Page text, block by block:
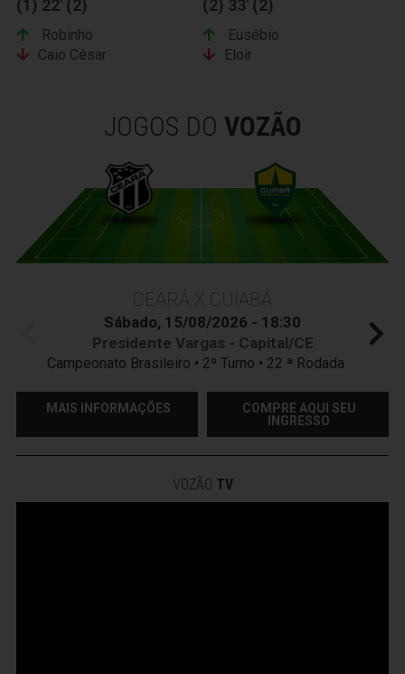
(1) 22' (2)
Robinho
Caio César
(2) 33' (2)
Eusébio
Eloir
JOGOS DO VOZÃO
CEARÁ X CUIABÁ
Sábado, 15/08/2026 - 18:30
Presidente Vargas - Capital/CE
Campeonato Brasileiro • 2º Turno • 22 ª Rodada
MAIS INFORMAÇÕES
COMPRE AQUI SEU
INGRESSO
VOZÃO TV